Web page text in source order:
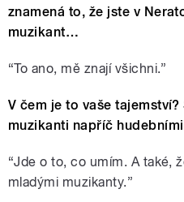
znamená to, že jste v
muzikant…
“To ano, mě znají všichni.”
V čem je to vaše
muzikanti napříč
“Jde o to, co umím. A také,
mladými muzikanty.”